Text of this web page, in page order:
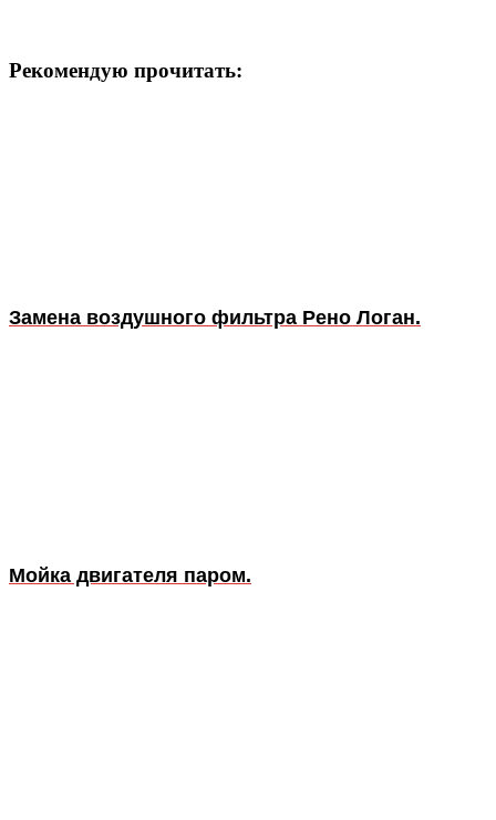
Рекомендую прочитать:
Замена воздушного фильтра Рено Логан.
Мойка двигателя паром.